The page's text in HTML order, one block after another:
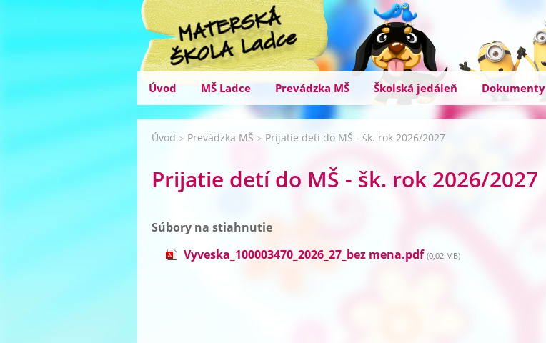
Úvod MŠ Ladce Prevádzka MŠ Školská jedáleň Dokumenty
Úvod > Prevádzka MŠ > Prijatie detí do MŠ - šk. rok 2026/2027
Prijatie detí do MŠ - šk. rok 2026/2027
Súbory na stiahnutie
Vyveska_100003470_2026_27_bez mena.pdf (0,02 MB)